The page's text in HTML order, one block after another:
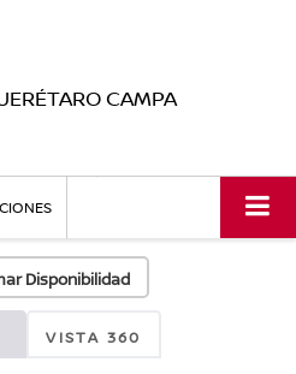
CAMPA
Disponibilidad
VISTA 360
revise luego